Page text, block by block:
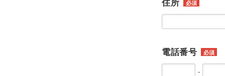
住所 必須
電話番号 必須
-